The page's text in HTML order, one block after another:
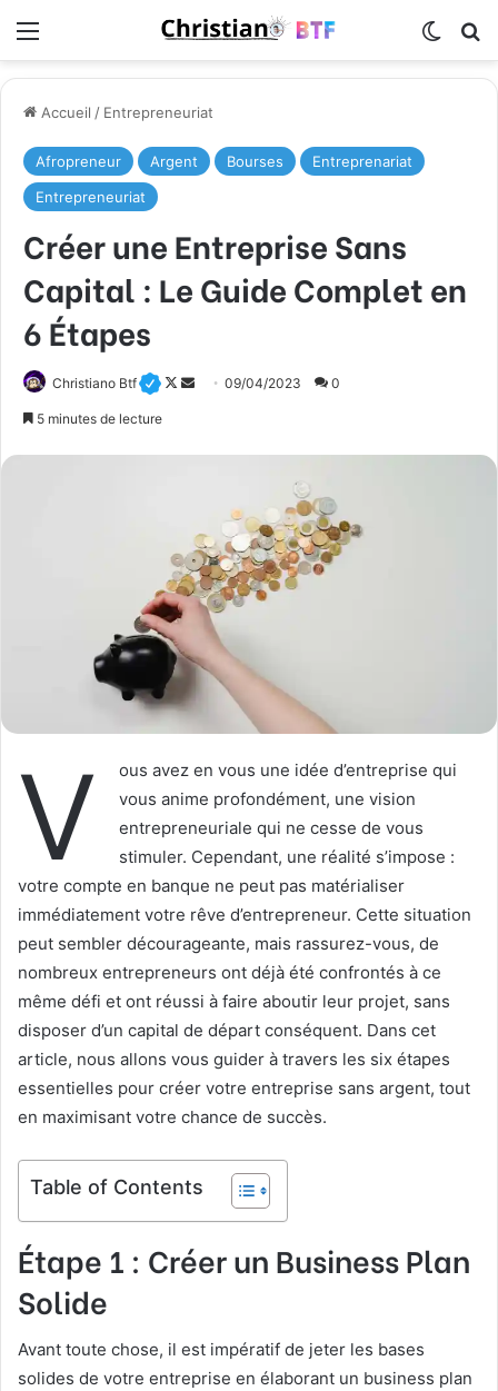
Accueil / Entrepreneuriat
Afropreneur Argent Bourses
Entreprenariat
Entrepreneuriat
Créer une Entreprise Sans
Capital : Le Guide Complet en
6 Étapes
Christiano Btf
F
n
X
r
u
n
r
r
l
09/04/2023 0
5 minutes de lecture
V
ous avez en vous une idée d’entreprise qui
vous anime profondément, une vision
entrepreneuriale qui ne cesse de vous
stimuler. Cependant, une réalité s’impose :
votre compte en banque ne peut pas matérialiser
immédiatement votre rêve d’entrepreneur. Cette situation
peut sembler décourageante, mais rassurez-vous, de
nombreux entrepreneurs ont déjà été confrontés à ce
même défi et ont réussi à faire aboutir leur projet, sans
disposer d’un capital de départ conséquent. Dans cet
article, nous allons vous guider à travers les six étapes
essentielles pour créer votre entreprise sans argent, tout
en maximisant votre chance de succès.
Table of Contents
Étape 1 : Créer un Business Plan
Solide
Avant toute chose, il est impératif de jeter les bases
solides de votre entreprise en élaborant un business plan